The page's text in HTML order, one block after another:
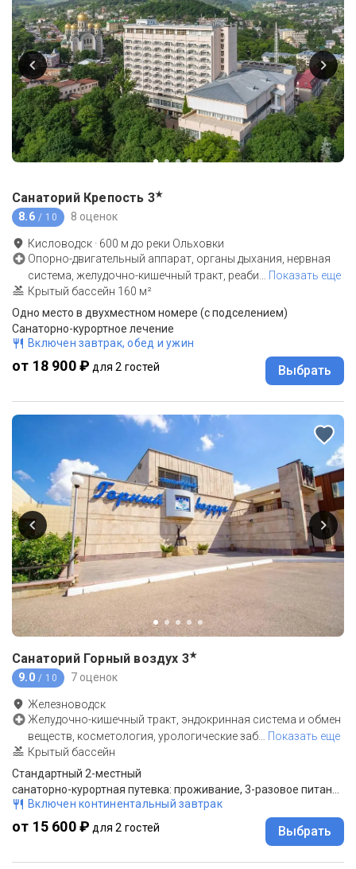
Санаторий Крепость 3★
8.6 / 10 8 оценок
Кисловодск · 600 м до реки Ольховки
Опорно-двигательный аппарат, органы дыхания, нервная
система, желудочно-кишечный тракт, реаби
Показать еще
Крытый бассейн 160 м²
Одно место в двухместном номере (с подселением)
Санаторно-курортное лечение
Включен завтрак, обед и ужин
от 18 900 ₽ для 2 гостей Выбрать
Санаторий Горный воздух 3★
9.0 / 10 7 оценок
Железноводск
Желудочно-кишечный тракт, эндокринная система и обмен
веществ, косметология, урологические заб
Показать еще
Крытый бассейн
Стандартный 2-местный
Включен континентальный завтрак
от 15 600 ₽ для 2 гостей Выбрать